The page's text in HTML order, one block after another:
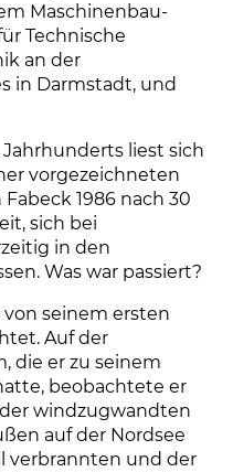
Maschinenbau-
Technische
an der
in Darmstadt, und
Jahrhunderts liest sich
vorgezeichneten
1986 nach 30
sich bei
in den
Was war passiert?
seinem ersten
Auf der
die er zu seinem
beobachtete er
der windzugwandten
auf der Nordsee
verbrannten und der